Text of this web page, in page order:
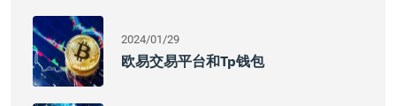
2024/01/29
欧易交易平台和tp钱包